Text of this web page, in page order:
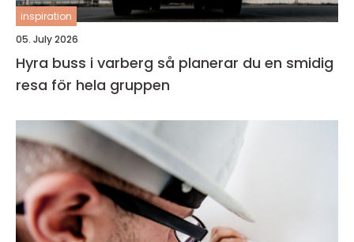
inspiration
05. July 2026
Hyra buss i varberg så planerar du en smidig
resa för hela gruppen